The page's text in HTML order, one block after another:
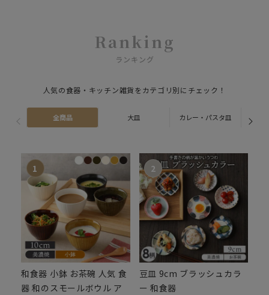
Ranking
ランキング
人気の食器・キッチン雑貨をカテゴリ別にチェック！
全商品 大皿 カレー・パスタ皿
和食器 小鉢 お茶碗 人気 食
器 和のスモールボウル ア
豆皿 9cm ブラッシュカラ
ー 和食器